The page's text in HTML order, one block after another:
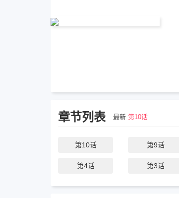
章节列表 最新 第10话
第10话 第9话
第4话 第3话